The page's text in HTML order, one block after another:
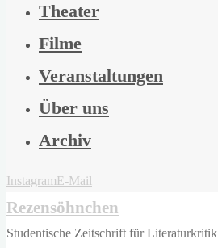
Theater
Filme
Veranstaltungen
Über uns
Archiv
InstagramE-Mail
Rezensöhnchen
Studentische Zeitschrift für Literaturkritik